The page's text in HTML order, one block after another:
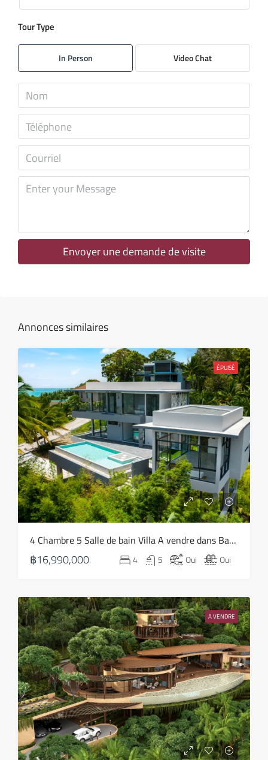
09
10
11
12
Août
14
Août
sam
15
Août
dim
16
Août
17
Août
mar
18
Août
mer
19
Août
jeu
20
Août
Tour Type
In Person Video Chat
Envoyer une demande de visite
Annonces similaires
ÉPUISÉ
4 Chambre 5 Salle de bain Villa A vendre dans Bang Por – HS0820
฿16,990,000 4 5 Oui Oui
A VENDRE